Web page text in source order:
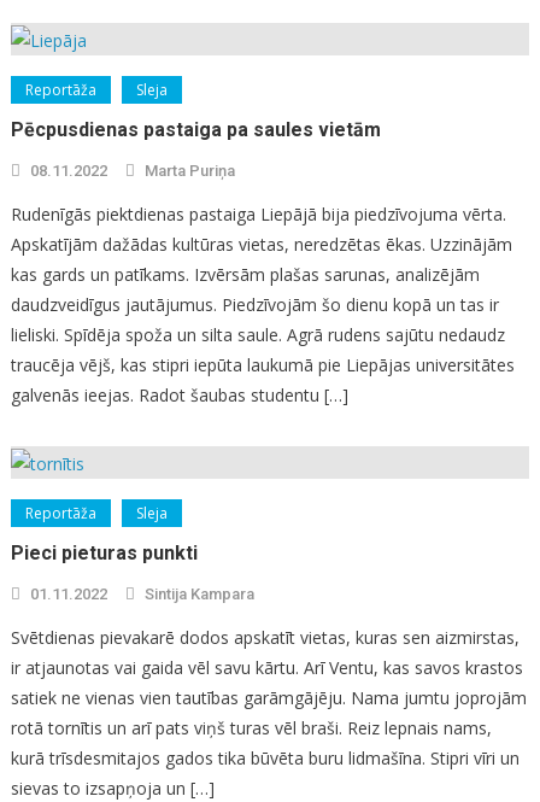
Reportāža Sleja
Pēcpusdienas pastaiga pa saules vietām
08.11.2022 Marta Puriņa
Rudenīgās piektdienas pastaiga Liepājā bija piedzīvojuma vērta.
Apskatījām dažādas kultūras vietas, neredzētas ēkas. Uzzinājām
kas gards un patīkams. Izvērsām plašas sarunas, analizējām
daudzveidīgus jautājumus. Piedzīvojām šo dienu kopā un tas ir
lieliski. Spīdēja spoža un silta saule. Agrā rudens sajūtu nedaudz
traucēja vējš, kas stipri iepūta laukumā pie Liepājas universitātes
galvenās ieejas. Radot šaubas studentu […]
Reportāža Sleja
Pieci pieturas punkti
01.11.2022 Sintija Kampara
Svētdienas pievakarē dodos apskatīt vietas, kuras sen aizmirstas,
ir atjaunotas vai gaida vēl savu kārtu. Arī Ventu, kas savos krastos
satiek ne vienas vien tautības garāmgājēju. Nama jumtu joprojām
rotā tornītis un arī pats viņš turas vēl braši. Reiz lepnais nams,
kurā trīsdesmitajos gados tika būvēta buru lidmašīna. Stipri vīri un
sievas to izsapņoja un […]